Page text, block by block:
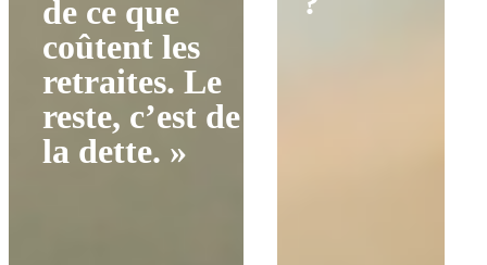
de ce que
coûtent les
retraites. Le
reste, c’est de
la dette. »